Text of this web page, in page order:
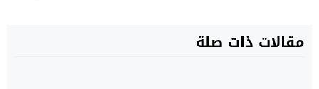
مقالات ذات صلة